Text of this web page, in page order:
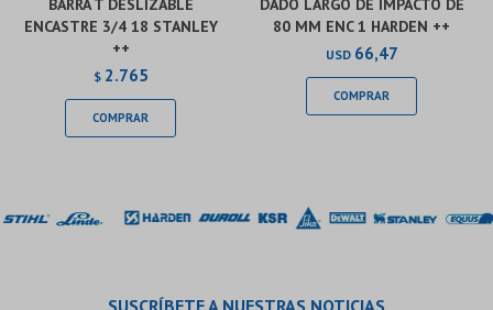
BARRA T DESLIZABLE
ENCASTRE 3/4 18 STANLEY
++
$ 2.765
DADO LARGO DE IMPACTO DE
80 MM ENC 1 HARDEN ++
USD 66,47
SUSCRÍBETE A NUESTRAS NOTICIAS